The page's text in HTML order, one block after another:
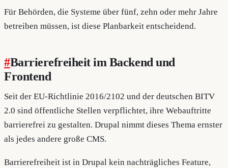
Für Behörden, die Systeme über fünf, zehn oder mehr Jahre
betreiben müssen, ist diese Planbarkeit entscheidend.
#Barrierefreiheit im Backend und
Frontend
Seit der EU-Richtlinie 2016/2102 und der deutschen BITV
2.0 sind öffentliche Stellen verpflichtet, ihre Webauftritte
barrierefrei zu gestalten. Drupal nimmt dieses Thema ernster
als jedes andere große CMS.
Barrierefreiheit ist in Drupal kein nachträgliches Feature,